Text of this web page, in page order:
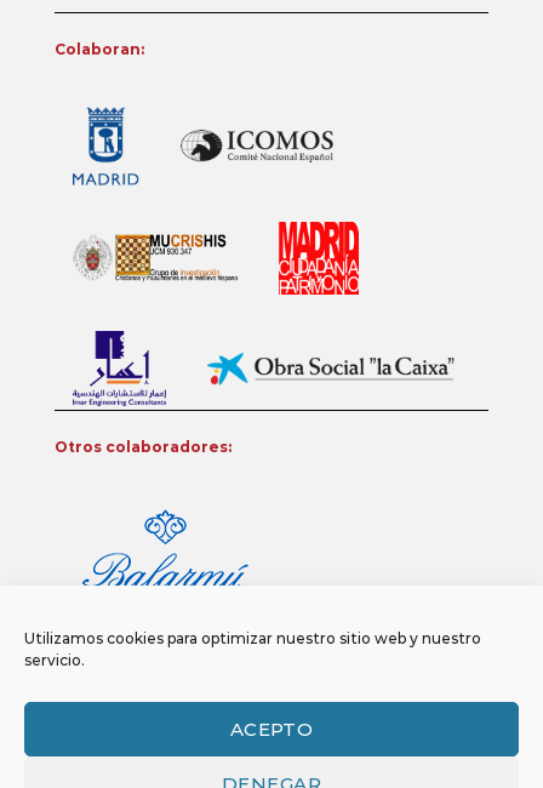
Utilizamos cookies para optimizar nuestro sitio web y nuestro
servicio.
ACEPTO
Colaboran:
Otros colaboradores:
Política de privacidad